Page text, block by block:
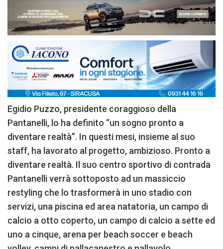
Egidio Puzzo, presidente coraggioso della
Pantanelli, lo ha definito “un sogno pronto a
diventare realtà”. In questi mesi, insieme al suo
staff, ha lavorato al progetto, ambizioso. Pronto a
diventare realtà. Il suo centro sportivo di contrada
Pantanelli verrà sottoposto ad un massiccio
restyling che lo trasformerà in uno stadio con
servizi, una piscina ed area natatoria, un campo di
calcio a otto coperto, un campo di calcio a sette ed
uno a cinque, arena per beach soccer e beach